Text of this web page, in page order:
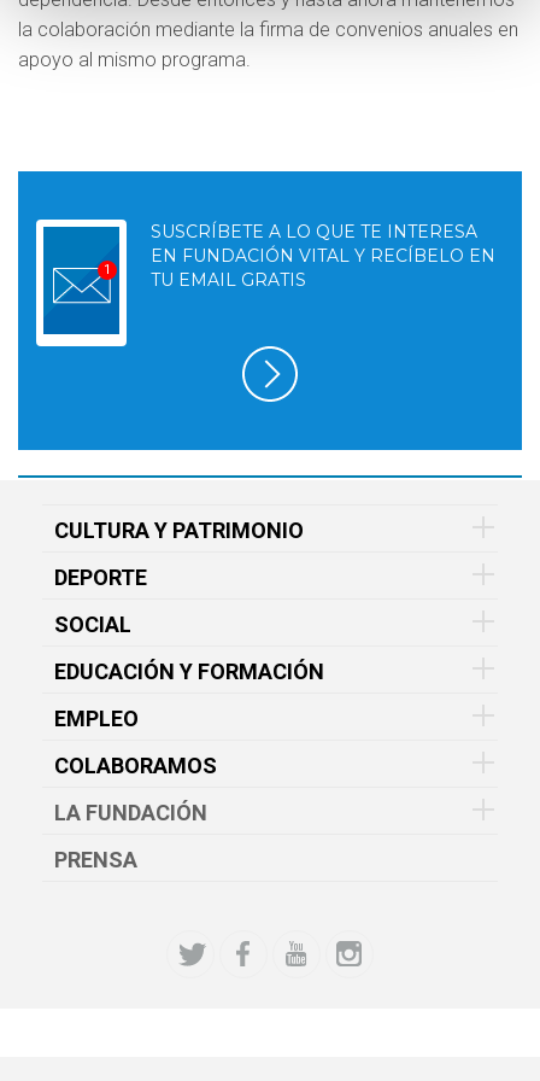
la colaboración mediante la firma de convenios anuales en
apoyo al mismo programa.
SUSCRÍBETE A LO QUE TE INTERESA
EN FUNDACIÓN VITAL Y RECÍBELO EN
TU EMAIL GRATIS
CULTURA Y PATRIMONIO
DEPORTE
SOCIAL
EDUCACIÓN Y FORMACIÓN
EMPLEO
COLABORAMOS
LA FUNDACIÓN
PRENSA